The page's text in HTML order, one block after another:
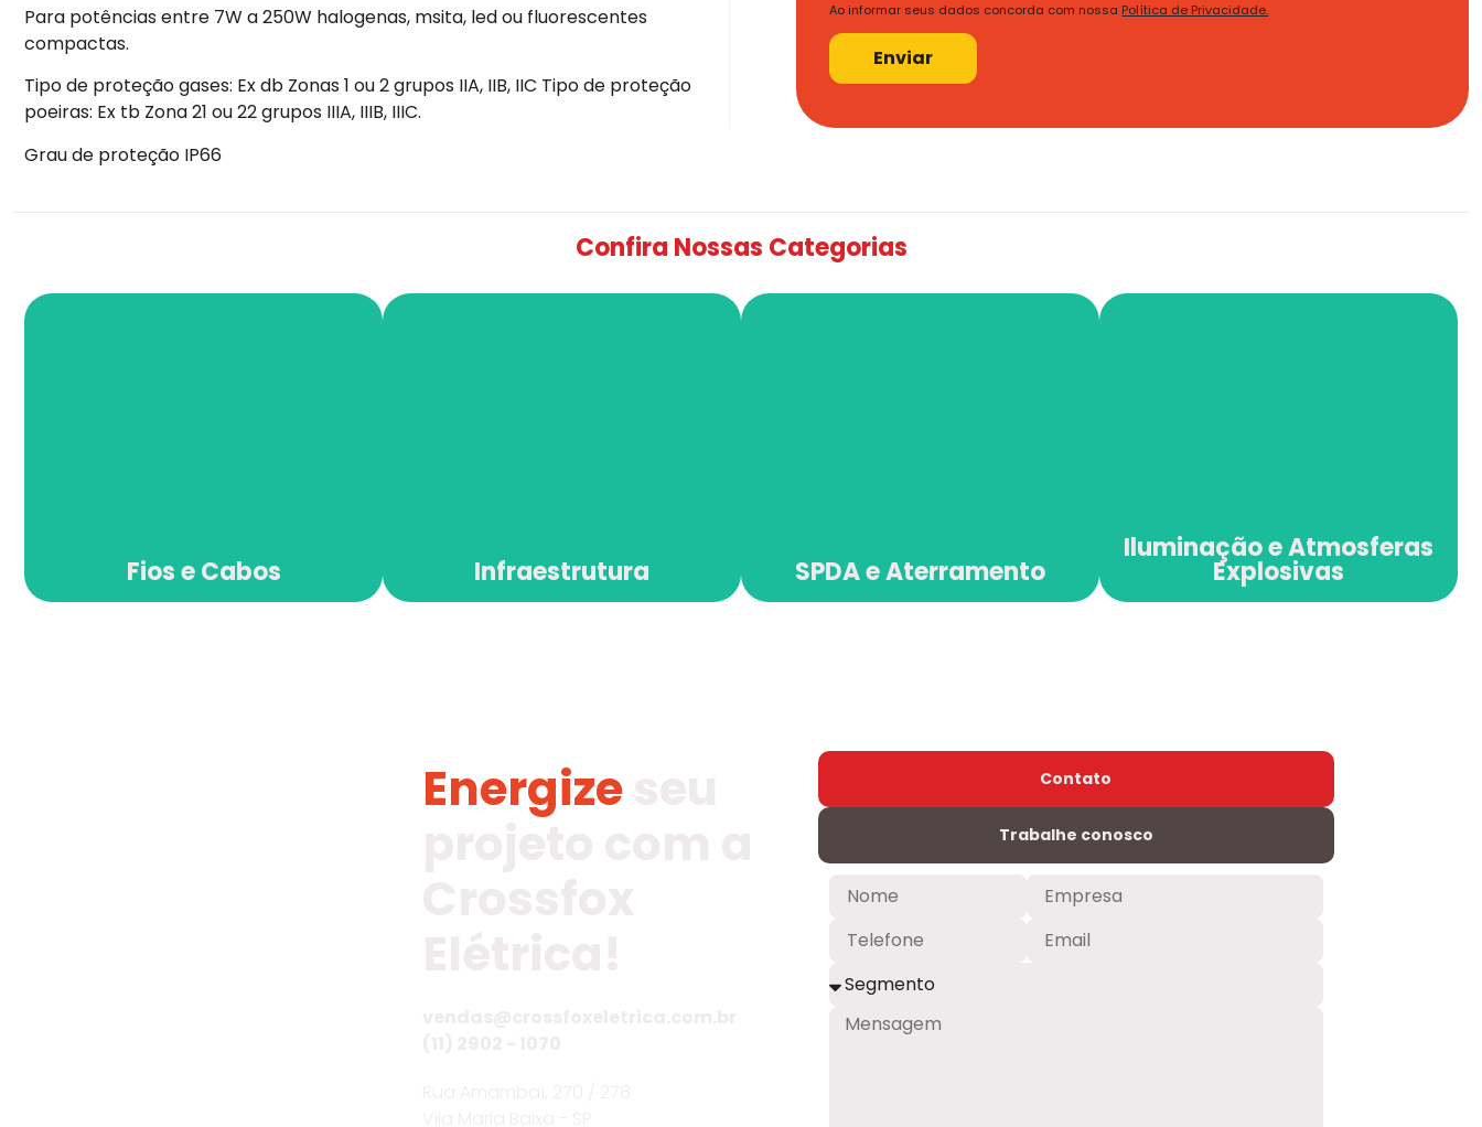
Para potências entre 7W a 250W halogenas, msita, led ou fluorescentes
compactas.
Tipo de proteção gases: Ex db Zonas 1 ou 2 grupos IIA, IIB, IIC Tipo de proteção
poeiras: Ex tb Zona 21 ou 22 grupos IIIA, IIIB, IIIC.
Grau de proteção IP66
Ao informar seus dados concorda com nossa Política de Privacidade.
Enviar
Confira Nossas Categorias
Fios e Cabos Infraestrutura SPDA e Aterramento
Iluminação e Atmosferas
Explosivas
Energizeseu
Contato
Trabalhe conosco